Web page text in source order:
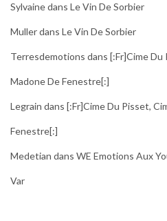
Sylvainedans Le Vin De Sorbier
Mullerdans Le Vin De Sorbier
Terresdemotions dans [:fr]Cime Du
Madone De Fenestre[:]
Legrain dans [:fr]Cime Du Pisset,
Fenestre[:]
Medetian dans WE Emotions Aux
Var